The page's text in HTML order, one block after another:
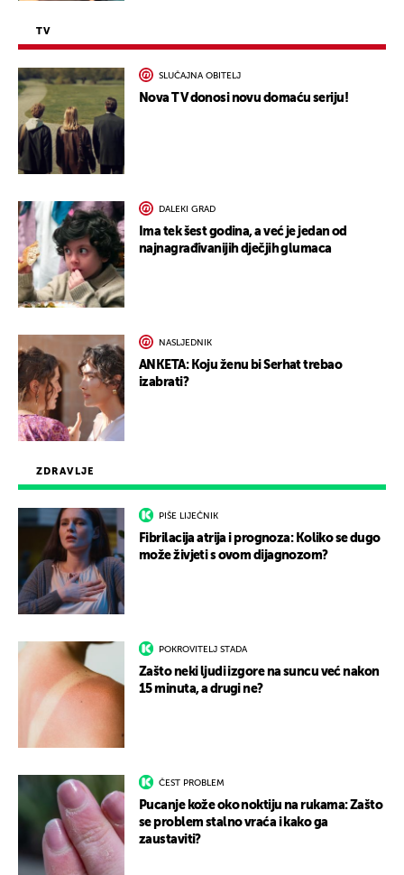
ZDRAVLJE
PIŠE LIJEČNIK
Fibrilacija atrija i prognoza: Koliko se dugo
može živjeti s ovom dijagnozom?
POKROVITELJ STADA
Zašto neki ljudi izgore na suncu već nakon
15 minuta, a drugi ne?
ČEST PROBLEM
Pucanje kože oko noktiju na rukama: Zašto
se problem stalno vraća i kako ga
zaustaviti?
TV
SLUČAJNA OBITELJ
Nova TV donosi novu domaću seriju!
DALEKI GRAD
Ima tek šest godina, a već je jedan od
najnagrađivanijih dječjih glumaca
NASLJEDNIK
ANKETA: Koju ženu bi Serhat trebao
izabrati?